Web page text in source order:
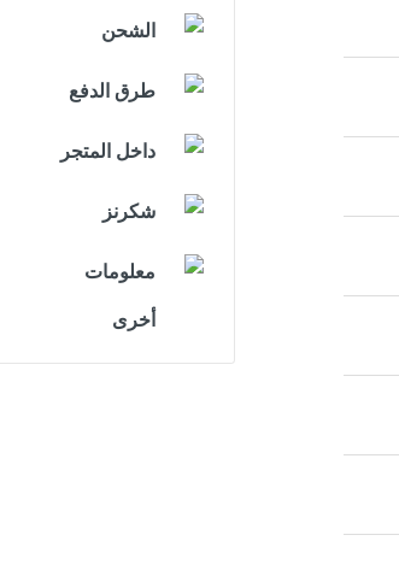
الشحن
طرق الدفع
داخل المتجر
شكرنز
معلومات
أخرى